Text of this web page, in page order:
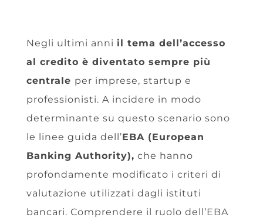
Negli ultimi anni il tema dell’accesso
al credito è diventato sempre più
centrale per imprese, startup e
professionisti. A incidere in modo
determinante su questo scenario sono
le linee guida dell’EBA (European
Banking Authority), che hanno
profondamente modificato i criteri di
valutazione utilizzati dagli istituti
bancari. Comprendere il ruolo dell’EBA